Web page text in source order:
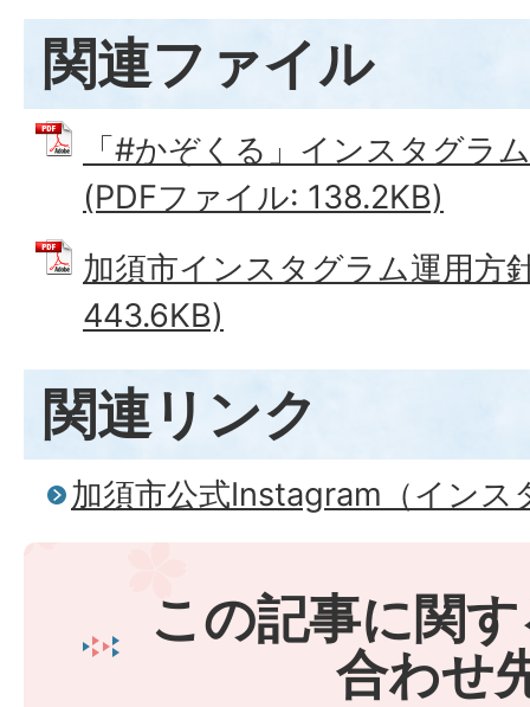
関連ファイル
「#かぞくる」インスタグラ
(PDFファイル: 138.2KB)
加須市インスタグラム運用方
443.6KB)
関連リンク
加須市公式Instagram（インス
この記事に関
合わせ